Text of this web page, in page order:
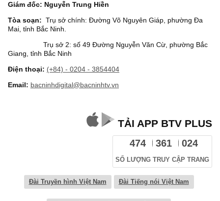
Giám đốc: Nguyễn Trung Hiền
Tòa soạn: Trụ sở chính: Đường Võ Nguyên Giáp, phường Đa
Mai, tỉnh Bắc Ninh.
Trụ sở 2: số 49 Đường Nguyễn Văn Cừ, phường Bắc
Giang, tỉnh Bắc Ninh
Điện thoại: (+84) - 0204 - 3854404
Email: bacninhdigital@bacninhtv.vn
TẢI APP BTV PLUS
474 361 024
SỐ LƯỢNG TRUY CẬP TRANG
Đài Truyền hình Việt Nam Đài Tiếng nói Việt Nam